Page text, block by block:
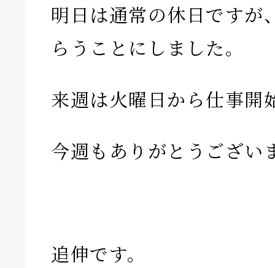
明日は通常の休日ですが
らうことにしました。
来週は火曜日から仕事開
今週もありがとうござい
追伸です。